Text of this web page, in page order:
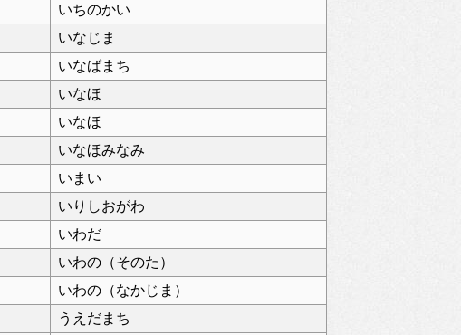
いちのかい
いなじま
いなばまち
いなほ
いなほ
いなほみなみ
いまい
いりしおがわ
いわだ
いわの（そのた）
いわの（なかじま）
うえだまち